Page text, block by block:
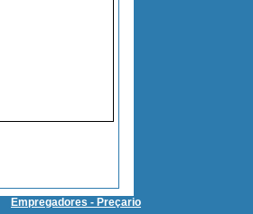
Empregadores - Preçario